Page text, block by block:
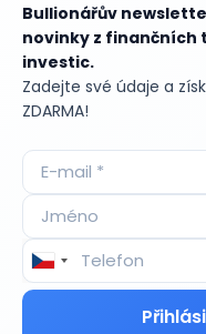
Bullionářův
novinky z finančních
investic.
Zadejte své údaje a
ZDARMA!Aktuální